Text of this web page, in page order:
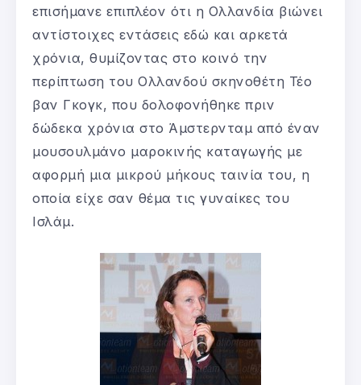
επισήμανε επιπλέον ότι η Ολλανδία βιώνει
αντίστοιχες εντάσεις εδώ και αρκετά
χρόνια, θυμίζοντας στο κοινό την
περίπτωση του Ολλανδού σκηνοθέτη Τέο
βαν Γκογκ, που δολοφονήθηκε πριν
δώδεκα χρόνια στο Άμστερνταμ από έναν
μουσουλμάνο μαροκινής καταγωγής με
αφορμή μια μικρού μήκους ταινία του, η
οποία είχε σαν θέμα τις γυναίκες του
Ισλάμ.